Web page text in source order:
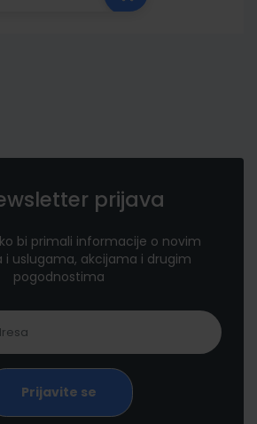
prijava
bi primali informacije o novim
i uslugama, akcijama i drugim
pogodnostima